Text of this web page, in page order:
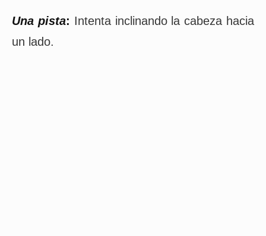
Una pista: Intenta inclinando la cabeza hacia
un lado.